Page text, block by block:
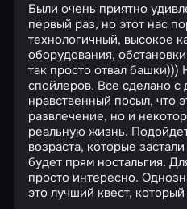
Были очень приятно
первый раз, но этот нас
технологичный, высокое
оборудования,
так просто отвал башки)))
спойлеров. Все сделано
нравственный посыл, что
развлечение, но и
реальную жизнь.
возраста, которые
будет прям ностальгия.
просто интересно.
это лучший квест,